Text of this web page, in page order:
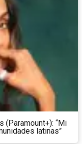
(Paramount+): “Mi
latinas”